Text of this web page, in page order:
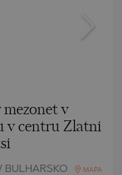
v
v centru Zlatni
BULHARSKO MAPA